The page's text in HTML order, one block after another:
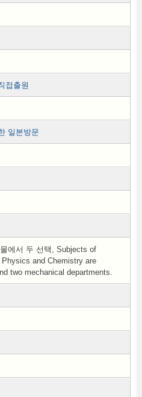
접출원
일본방문
에서 두 선택, Subjects of
and Chemistry are
two mechanical departments.